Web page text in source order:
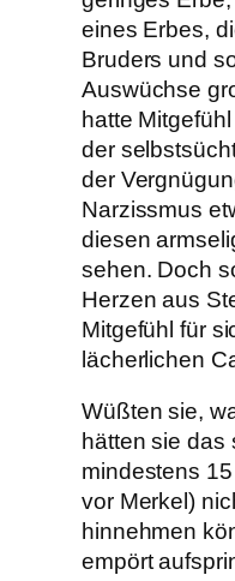
eines Erbes,
Bruders und
Auswüchse
hatte
der
der
Narzissmus
diesen
sehen. Doch
Herzen aus
Mitgefühl für
lächerlichen
Wüßten sie,
hätten sie das
mindestens
vor Merkel)
hinnehmen
empört